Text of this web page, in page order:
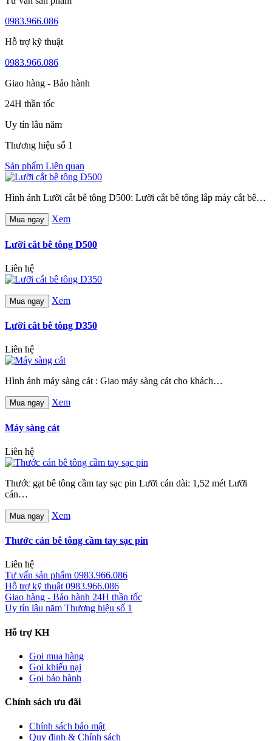
0983.966.086
Hỗ trợ kỹ thuật
0983.966.086
Giao hàng - Bảo hành
24H thần tốc
Uy tín lâu năm
Thương hiệu số 1
Sản phẩm Liên quan
Hình ảnh Lưỡi cắt bê tông D500: Lưỡi cắt bê tông lắp máy cắt bê…
Mua ngay Xem
Lưỡi cắt bê tông D500
Liên hệ
Mua ngay Xem
Lưỡi cắt bê tông D350
Liên hệ
Hình ảnh máy sàng cát : Giao máy sàng cát cho khách…
Mua ngay Xem
Máy sàng cát
Liên hệ
Thước gạt bê tông cầm tay sạc pin Lưỡi cán dài: 1,52 mét Lưỡi
cán…
Mua ngay Xem
Thước cán bê tông cầm tay sạc pin
Liên hệ
Tư vấn sản phẩm 0983.966.086
Hỗ trợ kỹ thuật 0983.966.086
Giao hàng - Bảo hành 24H thần tốc
Uy tín lâu năm Thương hiệu số 1
Hỗ trợ KH
Gọi mua hàng
Gọi khiếu nại
Gọi bảo hành
Chính sách ưu đãi
Chính sách bảo mật
Quy định & Chính sách